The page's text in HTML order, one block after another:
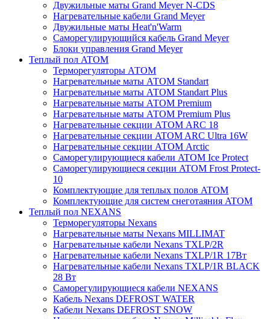
Двужильные маты Grand Meyer N-CDS
Нагревательные кабели Grand Meyer
Двужильные маты Heat'n'Warm
Саморегулирующийся кабель Grand Meyer
Блоки управления Grand Meyer
Теплый пол ATOM
Терморегуляторы АТОМ
Нагревательные маты АТОМ Standart
Нагревательные маты АТОМ Standart Plus
Нагревательные маты АТОМ Premium
Нагревательные маты АТОМ Premium Plus
Нагревательные секции АТОМ ARC 18
Нагревательные секции ATOM ARC Ultra 16W
Нагревательные секции АТОМ Arctic
Саморегулирующиеся кабели ATOM Ice Protect
Саморегулирующиеся секции ATOM Frost Protect-
10
Комплектующие для теплых полов ATOM
Комплектующие для систем снеготаяния ATOM
Теплый пол NEXANS
Терморегуляторы Nexans
Нагревательные маты Nexans MILLIMAT
Нагревательные кабели Nexans TXLP/2R
Нагревательные кабели Nexans TXLP/1R 17Вт
Нагревательные кабели Nexans TXLP/1R BLACK
28 Вт
Саморегулирующиеся кабели NEXANS
Кабель Nexans DEFROST WATER
Кабели Nexans DEFROST SNOW